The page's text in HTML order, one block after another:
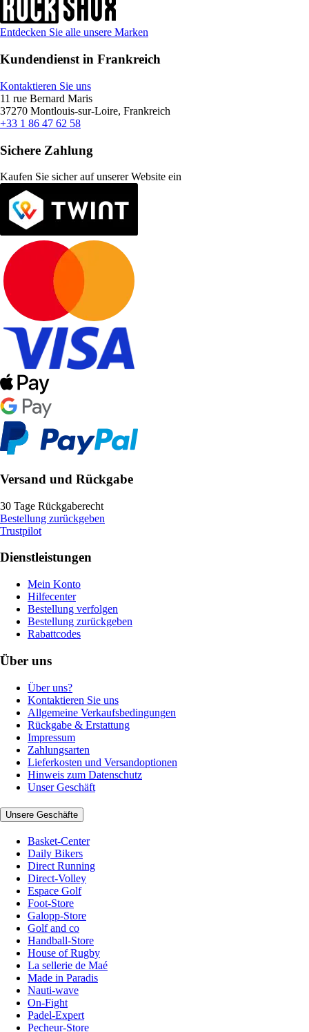
Entdecken Sie alle unsere Marken
Kundendienst in Frankreich
Kontaktieren Sie uns
11 rue Bernard Maris
37270 Montlouis-sur-Loire, Frankreich
+33 1 86 47 62 58
Sichere Zahlung
Kaufen Sie sicher auf unserer Website ein
Versand und Rückgabe
30 Tage Rückgaberecht
Bestellung zurückgeben
Trustpilot
Dienstleistungen
Mein Konto
Hilfecenter
Bestellung verfolgen
Bestellung zurückgeben
Rabattcodes
Über uns
Über uns?
Kontaktieren Sie uns
Allgemeine Verkaufsbedingungen
Rückgabe & Erstattung
Impressum
Zahlungsarten
Lieferkosten und Versandoptionen
Hinweis zum Datenschutz
Unser Geschäft
Unsere Geschäfte
Basket-Center
Daily Bikers
Direct Running
Direct-Volley
Espace Golf
Foot-Store
Galopp-Store
Golf and co
Handball-Store
House of Rugby
La sellerie de Maé
Made in Paradis
Nauti-wave
On-Fight
Padel-Expert
Pecheur-Store